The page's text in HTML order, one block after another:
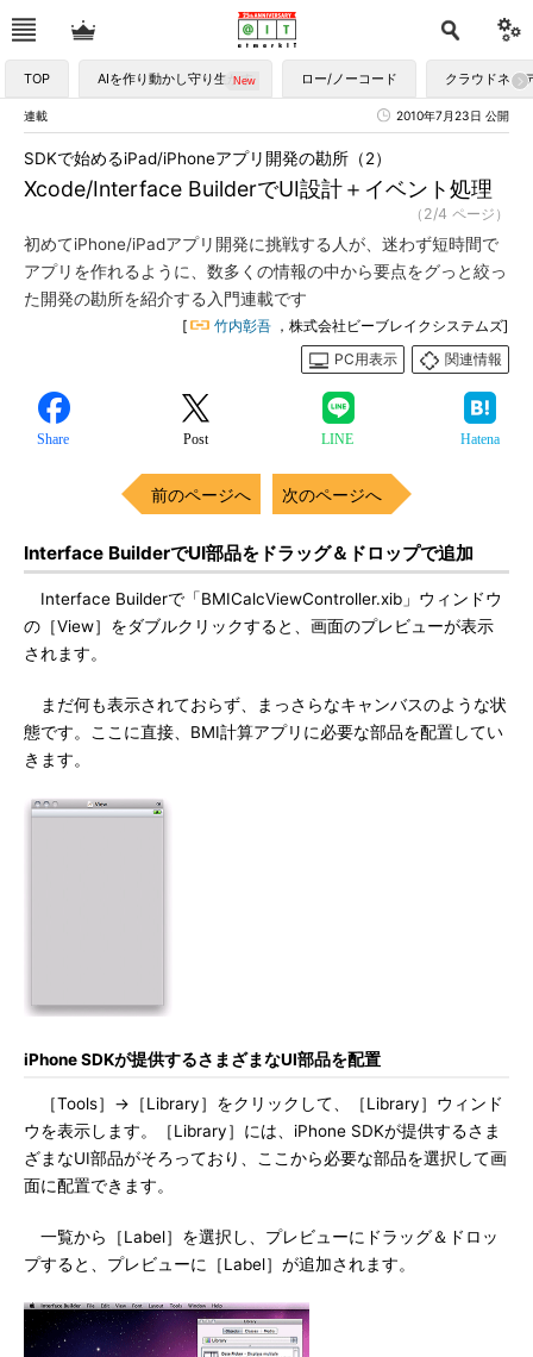
TOP AIを作り動かし守り生かす ロー/ノーコード クラウドネイ
連載 2010年7月23日 公開
Xcode/Interface BuilderでUI設計＋イベント処理
SDKで始めるiPad/iPhoneアプリ開発の勘所（2）
（2/4 ページ）
初めてiPhone/iPadアプリ開発に挑戦する人が、迷わず短時間で
アプリを作れるように、数多くの情報の中から要点をグっと絞っ
た開発の勘所を紹介する入門連載です
[ 竹内彰吾 ，株式会社ビーブレイクシステムズ]
PC用表示
関連情報
Share Post LINE Hatena
前のページへ 次のページへ
Interface BuilderでUI部品をドラッグ＆ドロップで追加
Interface Builderで「BMICalcViewController.xib」ウィンドウ
の［View］をダブルクリックすると、画面のプレビューが表示
されます。
まだ何も表示されておらず、まっさらなキャンバスのような状
態です。ここに直接、BMI計算アプリに必要な部品を配置してい
きます。
iPhone SDKが提供するさまざまなUI部品を配置
［Tools］→［Library］をクリックして、［Library］ウィンド
ウを表示します。［Library］には、iPhone SDKが提供するさま
ざまなUI部品がそろっており、ここから必要な部品を選択して画
面に配置できます。
一覧から［Label］を選択し、プレビューにドラッグ＆ドロッ
プすると、プレビューに［Label］が追加されます。